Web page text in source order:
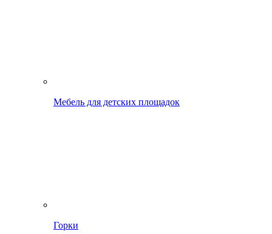
Мебель для детских площадок
Горки